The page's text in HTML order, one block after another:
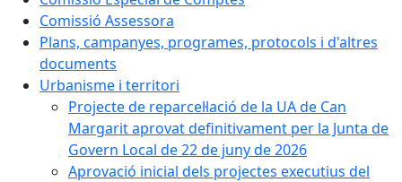
Comissió Assessora
Plans, campanyes, programes, protocols i d'altres
documents
Urbanisme i territori
Projecte de reparcel·lació de la UA de Can
Margarit aprovat definitivament per la Junta de
Govern Local de 22 de juny de 2026
Aprovació inicial dels projectes executius del